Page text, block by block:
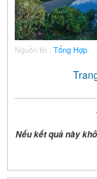
Nguồn tin : Tổng Hợp
Nếu kết quả này